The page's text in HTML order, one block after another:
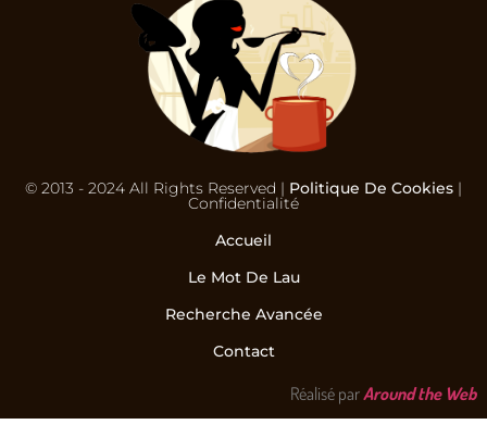
© 2013 - 2024 All Rights Reserved | Politique De Cookies |
Confidentialité
Accueil
Le Mot De Lau
Recherche Avancée
Contact
Réalisé parAround the Web